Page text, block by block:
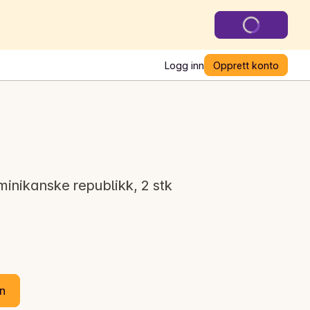
Logg inn Opprett konto
republikk, 2 stk